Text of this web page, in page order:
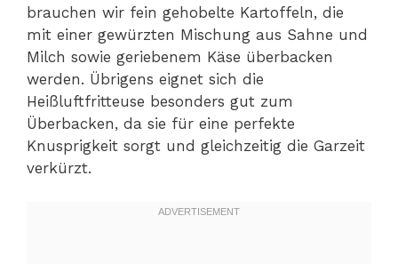
brauchen wir fein gehobelte Kartoffeln, die
mit einer gewürzten Mischung aus Sahne und
Milch sowie geriebenem Käse überbacken
werden. Übrigens eignet sich die
Heißluftfritteuse besonders gut zum
Überbacken, da sie für eine perfekte
Knusprigkeit sorgt und gleichzeitig die Garzeit
verkürzt.